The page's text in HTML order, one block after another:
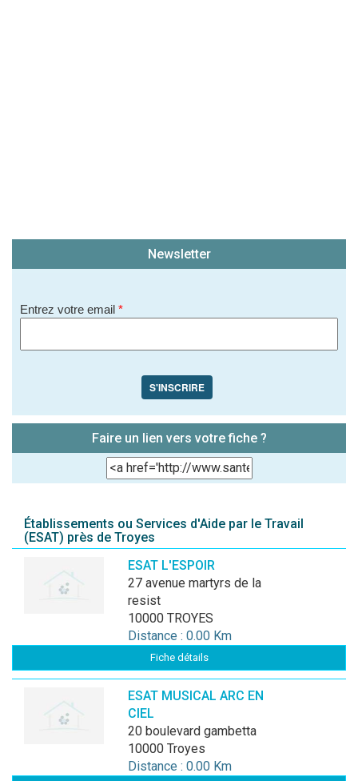
Newsletter
Entrez votre email *
S'INSCRIRE
Faire un lien vers votre fiche ?
Établissements ou Services d'Aide par le Travail
(ESAT) près de Troyes
ESAT L'ESPOIR
27 avenue martyrs de la
resist
10000 TROYES
Distance : 0.00 Km
Fiche détails
ESAT MUSICAL ARC EN
CIEL
20 boulevard gambetta
10000 Troyes
Distance : 0.00 Km